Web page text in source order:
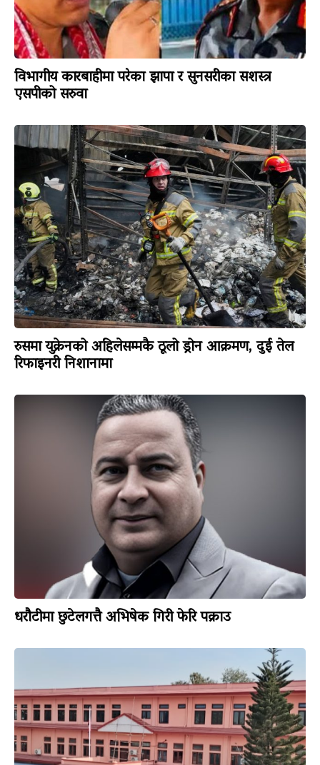
विभागीय कारबाहीमा परेका झापा र सुनसरीका सशस्त्र
एसपीको सरुवा
रुसमा युक्रेनको अहिलेसम्मकै ठूलो ड्रोन आक्रमण, दुई तेल
रिफाइनरी निशानामा
धरौटीमा छुटेलगत्तै अभिषेक गिरी फेरि पक्राउ